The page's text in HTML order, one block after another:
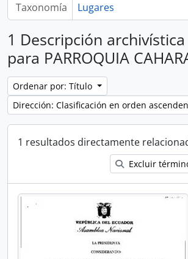
Taxonomía Lugares
1 Descripción
para PARROQUIA
Ordenar por: Título
Dirección: Clasificación en orden
1 resultados directamente
Excluir